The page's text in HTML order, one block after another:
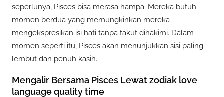
seperlunya, Pisces bisa merasa hampa. Mereka butuh
momen berdua yang memungkinkan mereka
mengekspresikan isi hati tanpa takut dihakimi. Dalam
momen seperti itu, Pisces akan menunjukkan sisi paling
lembut dan penuh kasih.
Mengalir Bersama Pisces Lewat zodiak love
language quality time